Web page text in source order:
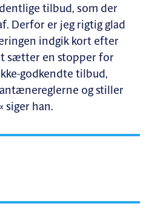
tilbud, som der
Derfor er jeg rigtig glad
indgik kort efter
sætter en stopper for
godkendte tilbud,
og stiller
siger han.